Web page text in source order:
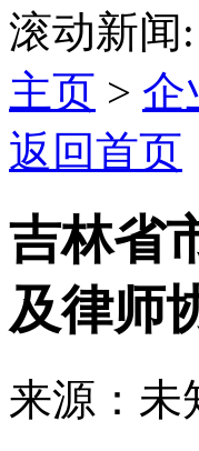
滚动新闻:
主页 > 企
返回首页
吉林省
及律师
来源：